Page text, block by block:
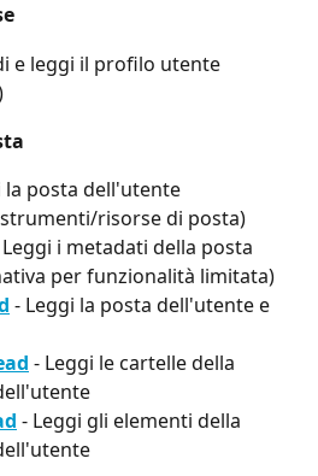
e leggi il profilo utente
la posta dell'utente
risorse di posta)
i metadati della posta
per funzionalità limitata)
- Leggi la posta dell'utente e
- Leggi le cartelle della
- Leggi gli elementi della